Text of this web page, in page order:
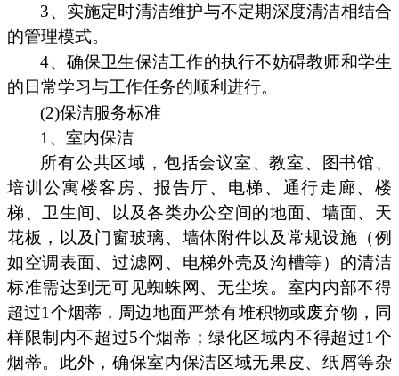
3、实施定时清洁维护与不定期深度清洁相结合
的管理模式。
4、确保卫生保洁工作的执行不妨碍教师和学生
的日常学习与工作任务的顺利进行。
(2)保洁服务标准
1、室内保洁
所有公共区域，包括会议室、教室、图书馆、
培训公寓楼客房、报告厅、电梯、通行走廊、楼
梯、卫生间、以及各类办公空间的地面、墙面、天
花板，以及门窗玻璃、墙体附件以及常规设施（例
如空调表面、过滤网、电梯外壳及沟槽等）的清洁
标准需达到无可见蜘蛛网、无尘埃。室内内部不得
超过1个烟蒂，周边地面严禁有堆积物或废弃物，同
样限制内不超过5个烟蒂；绿化区域内不得超过1个
烟蒂。此外，确保室内保洁区域无果皮、纸屑等杂